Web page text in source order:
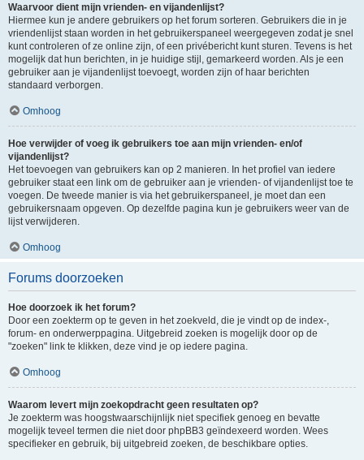
Waarvoor dient mijn vrienden- en vijandenlijst?
Hiermee kun je andere gebruikers op het forum sorteren. Gebruikers die in je
vriendenlijst staan worden in het gebruikerspaneel weergegeven zodat je snel
kunt controleren of ze online zijn, of een privébericht kunt sturen. Tevens is het
mogelijk dat hun berichten, in je huidige stijl, gemarkeerd worden. Als je een
gebruiker aan je vijandenlijst toevoegt, worden zijn of haar berichten
standaard verborgen.
Omhoog
Hoe verwijder of voeg ik gebruikers toe aan mijn vrienden- en/of
vijandenlijst?
Het toevoegen van gebruikers kan op 2 manieren. In het profiel van iedere
gebruiker staat een link om de gebruiker aan je vrienden- of vijandenlijst toe te
voegen. De tweede manier is via het gebruikerspaneel, je moet dan een
gebruikersnaam opgeven. Op dezelfde pagina kun je gebruikers weer van de
lijst verwijderen.
Omhoog
Forums doorzoeken
Hoe doorzoek ik het forum?
Door een zoekterm op te geven in het zoekveld, die je vindt op de index-,
forum- en onderwerppagina. Uitgebreid zoeken is mogelijk door op de
"zoeken" link te klikken, deze vind je op iedere pagina.
Omhoog
Waarom levert mijn zoekopdracht geen resultaten op?
Je zoekterm was hoogstwaarschijnlijk niet specifiek genoeg en bevatte
mogelijk teveel termen die niet door phpBB3 geïndexeerd worden. Wees
specifieker en gebruik, bij uitgebreid zoeken, de beschikbare opties.